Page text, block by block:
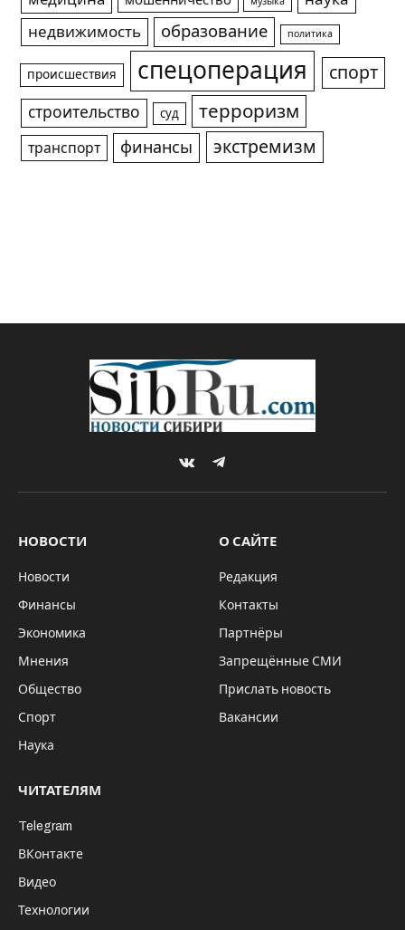
недвижимость
образование политика
происшествия спецоперация спорт
строительство суд терроризм
транспорт финансы экстремизм
VKontakteTelegram
НОВОСТИ
Новости
Финансы
Экономика
Мнения
Общество
Спорт
Наука
О САЙТЕ
Редакция
Контакты
Партнёры
Запрещённые СМИ
Прислать новость
Вакансии
ЧИТАТЕЛЯМ
Telegram
ВКонтакте
Видео
Технологии